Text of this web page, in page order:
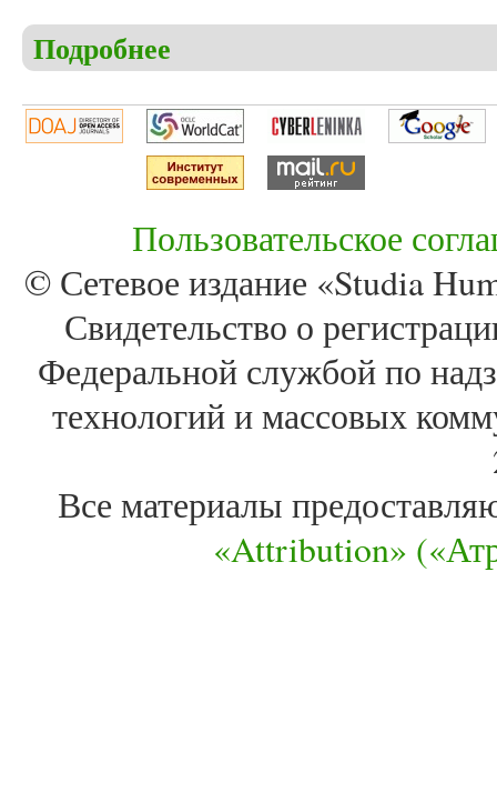
Подробнее
Пользовательское
© Сетевое издание «Studia
Свидетельство о
Федеральной службой по
технологий и массовых
Все материалы
«Attribution»